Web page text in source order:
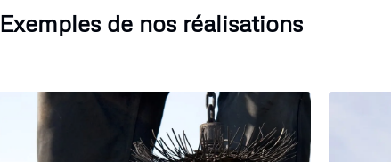
Exemples de nos réalisations